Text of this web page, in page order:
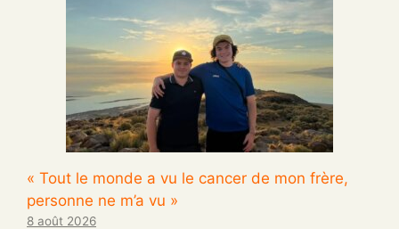
« Tout le monde a vu le cancer de mon frère,
personne ne m’a vu »
8 août 2026